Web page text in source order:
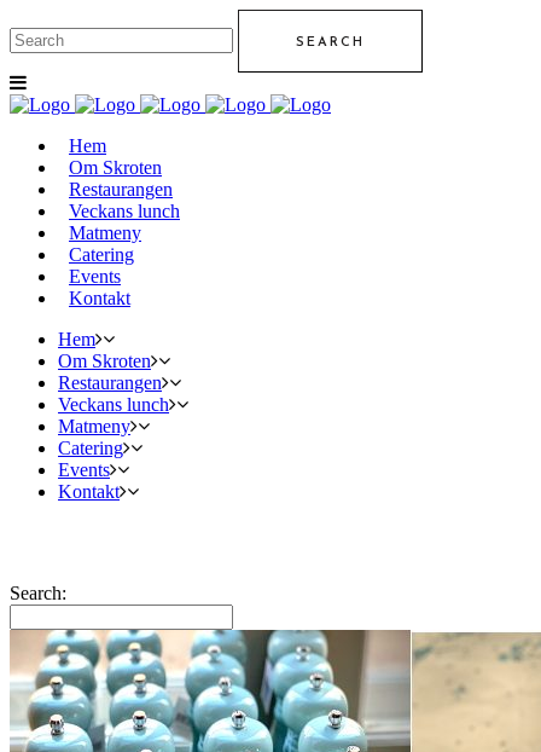
Hem
Om Skroten
Restaurangen
Veckans lunch
Matmeny
Catering
Events
Kontakt
Hem
Om Skroten
Restaurangen
Veckans lunch
Matmeny
Catering
Events
Kontakt
Search: